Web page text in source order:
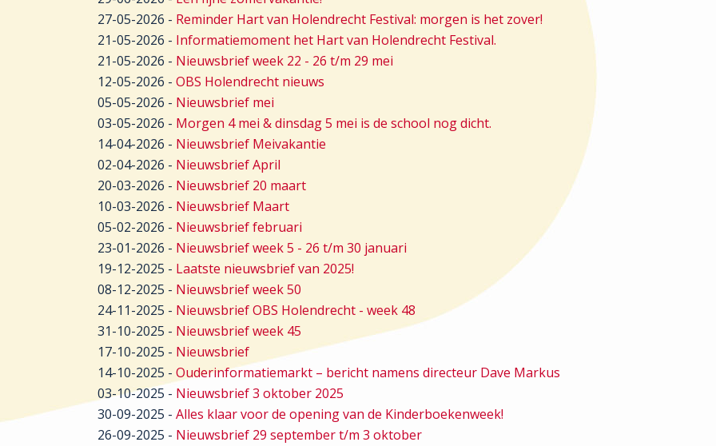
27-05-2026 - Reminder Hart van Holendrecht Festival: morgen is het zover!
21-05-2026 - Informatiemoment het Hart van Holendrecht Festival.
21-05-2026 - Nieuwsbrief week 22 - 26 t/m 29 mei
12-05-2026 - OBS Holendrecht nieuws
05-05-2026 - Nieuwsbrief mei
03-05-2026 - Morgen 4 mei & dinsdag 5 mei is de school nog dicht.
14-04-2026 - Nieuwsbrief Meivakantie
02-04-2026 - Nieuwsbrief April
20-03-2026 - Nieuwsbrief 20 maart
10-03-2026 - Nieuwsbrief Maart
05-02-2026 - Nieuwsbrief februari
23-01-2026 - Nieuwsbrief week 5 - 26 t/m 30 januari
19-12-2025 - Laatste nieuwsbrief van 2025!
08-12-2025 - Nieuwsbrief week 50
24-11-2025 - Nieuwsbrief OBS Holendrecht - week 48
31-10-2025 - Nieuwsbrief week 45
17-10-2025 - Nieuwsbrief
14-10-2025 - Ouderinformatiemarkt – bericht namens directeur Dave Markus
03-10-2025 - Nieuwsbrief 3 oktober 2025
30-09-2025 - Alles klaar voor de opening van de Kinderboekenweek!
26-09-2025 - Nieuwsbrief 29 september t/m 3 oktober